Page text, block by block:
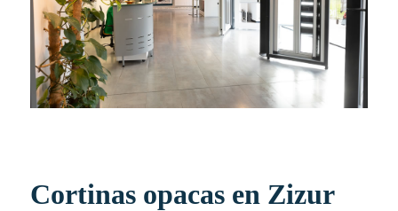
Cortinas opacas en Zizur